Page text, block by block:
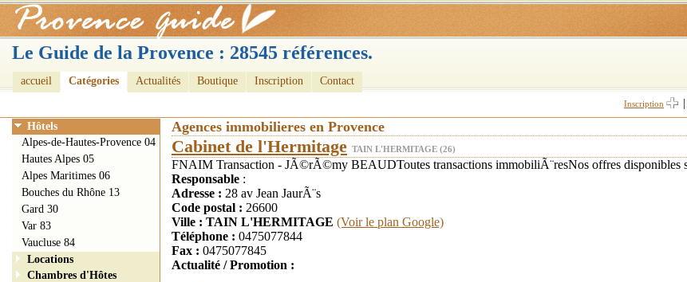
Le Guide de la Provence : 28545 références.
accueil Catégories Actualités Boutique Inscription Contact
Inscription
Agences immobilieres en Provence
Cabinet de l'Hermitage TAIN L'HERMITAGE (26)
FNAIM Transaction - JÃ©rÃ©my BEAUDToutes transactions immobiliÃ¨resNos offres disponibles
Responsable :
Adresse : 28 av Jean JaurÃ¨s
Code postal : 26600
Ville : TAIN L'HERMITAGE (Voir le plan Google)
Téléphone : 0475077844
Fax : 0475077845
Actualité / Promotion :
Hôtels
Alpes-de-Hautes-Provence 04
Hautes Alpes 05
Alpes Maritimes 06
Bouches du Rhône 13
Gard 30
Var 83
Vaucluse 84
Locations
Chambres d'Hôtes